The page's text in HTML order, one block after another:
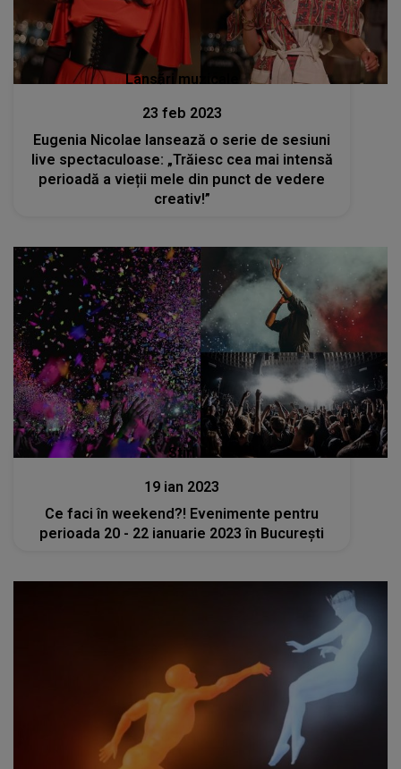
Lansări muzicale
23 feb 2023
Eugenia Nicolae lansează o serie de sesiuni
live spectaculoase: „Trăiesc cea mai intensă
perioadă a vieții mele din punct de vedere
creativ!”
Stiri
19 ian 2023
Ce faci în weekend?! Evenimente pentru
perioada 20 - 22 ianuarie 2023 în București